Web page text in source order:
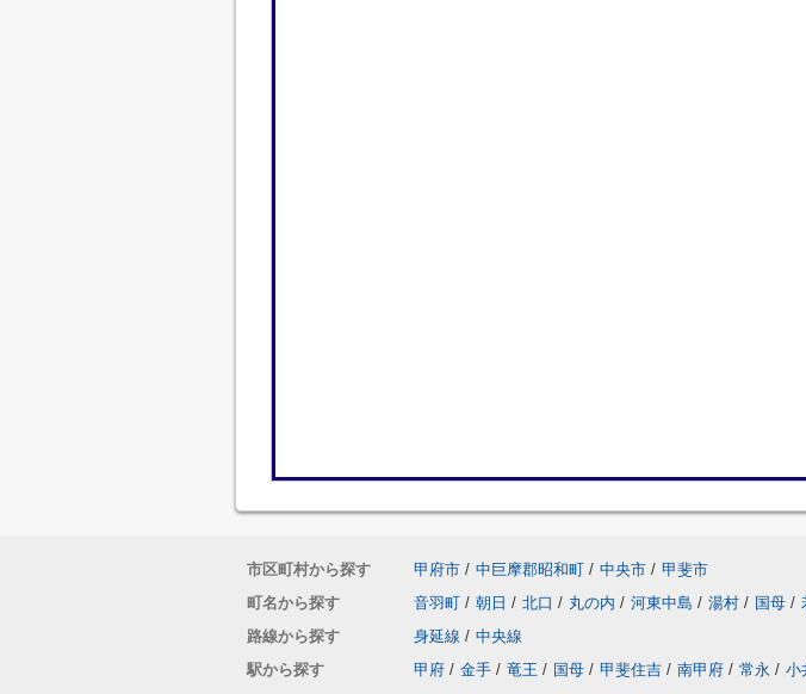
市区町村から探す 甲府市 / 中巨摩郡昭和町 / 中央市 / 甲斐市
町名から探す
音羽町 / 朝日 / 北口 / 丸の内 / 河東中島 / 湯村 / 国母 /
路線から探す
身延線 / 中央線
駅から探す
甲府 / 金手 / 竜王 / 国母 / 甲斐住吉 / 南甲府 / 常永 / 小